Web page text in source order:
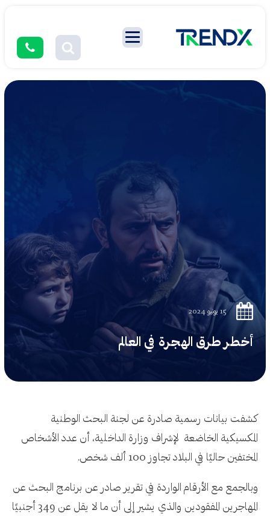
15 يونيو 2024
أخطر طرق الهجرة في العالم
كشفت بيانات رسمية صادرة عن لجنة البحث الوطنية
المكسيكية الخاضعة لإشراف وزارة الداخلية، أن عدد الأشخاص
المختفين حاليًا في البلاد تجاوز 100 ألف شخص.
وبالجمع مع الأرقام الواردة في تقرير صادر عن برنامج البحث عن
المهاجرين المفقودين والذي يشير إلى أن ما لا يقل عن 349 أجنبيًا